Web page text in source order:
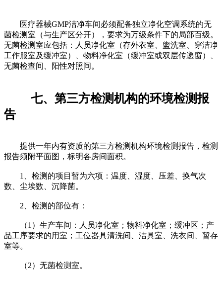
医疗器械GMP洁净车间必须配备独立净化空调系统的无
菌检测室（与生产区分开），要求为万级条件下的局部百级。
无菌检测室应包括：人员净化室（存外衣室、盥洗室、穿洁净
工作服室及缓冲室）、物料净化室（缓冲室或双层传递窗）、
无菌检查间、阳性对照间。
七、第三方检测机构的环境检测报
告
提供一年内有资质的第三方检测机构环境检测报告，检测
报告须附平面图，标明各房间面积。
1、检测的项目暂为六项：温度、湿度、压差、换气次
数、尘埃数、沉降菌。
2、检测的部位有：
（1）生产车间：人员净化室；物料净化室；缓冲区；产
品工序要求的用室；工位器具清洗间、洁具室、洗衣间、暂存
室等。
（2）无菌检测室。